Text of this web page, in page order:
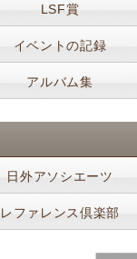
LSF賞
イベントの記録
アルバム集
日外アソシエーツ
レファレンス倶楽部